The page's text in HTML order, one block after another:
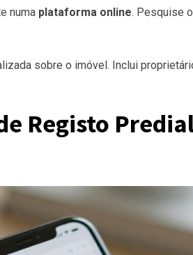
numa plataforma online. Pesquise
sobre o imóvel. Inclui
Registo